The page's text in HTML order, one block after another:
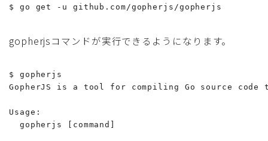
$ go get -u github.com/gopherjs/gopherjs
gopherjsコマンドが実行できるようになります。
$ gopherjs
GopherJS is a tool for compiling Go source code
Usage:
  gopherjs [command]